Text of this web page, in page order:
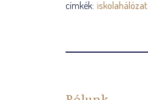
címkék: iskolahálózat